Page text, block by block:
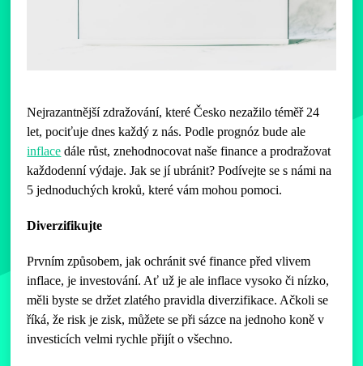
Nejrazantnější zdražování, které Česko nezažilo téměř 24
let, pociťuje dnes každý z nás. Podle prognóz bude ale
inflace dále růst, znehodnocovat naše finance a prodražovat
každodenní výdaje. Jak se jí ubránit? Podívejte se s námi na
5 jednoduchých kroků, které vám mohou pomoci.
Diverzifikujte
Prvním způsobem, jak ochránit své finance před vlivem
inflace, je investování. Ať už je ale inflace vysoko či nízko,
měli byste se držet zlatého pravidla diverzifikace. Ačkoli se
říká, že risk je zisk, můžete se při sázce na jednoho koně v
investicích velmi rychle přijít o všechno.